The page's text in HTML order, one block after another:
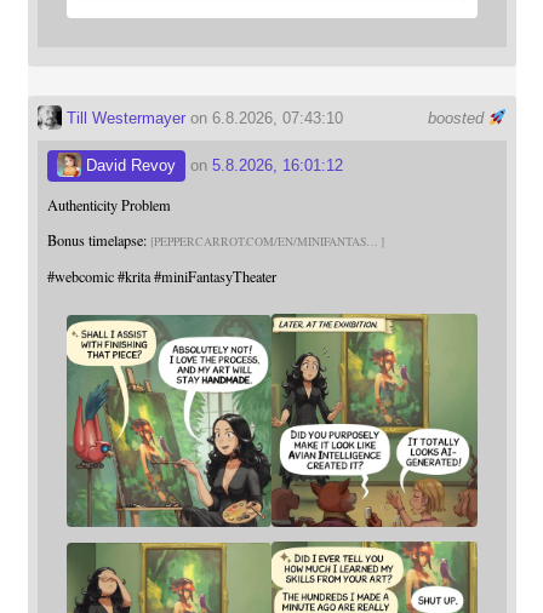
boosted
Till Westermayeron 6.8.2026, 07:43:10
David Revoy on 5.8.2026, 16:01:12
Authenticity Problem
Bonus timelapse: PEPPERCARROT.COM/EN/MINIFANTAS
#webcomic #krita #miniFantasyTheater